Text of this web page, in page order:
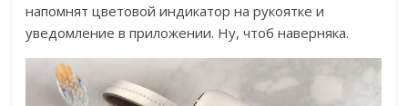
напомнят цветовой индикатор на рукоятке и
уведомление в приложении. Ну, чтоб наверняка.